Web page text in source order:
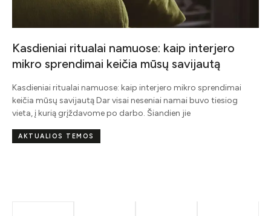
Europa užveria duris vienai iš labiausiai
švaistūniškų mados industrijos praktikų –
neparduotų drabužių naikinimui
Europa užveria duris vienai iš labiausiai švaistūniškų mados
industrijos praktikų – neparduotų drabužių naikinimui Nuo
2026 m. liepos 19 d. didelėms įmonėms, veikiančioms Europos